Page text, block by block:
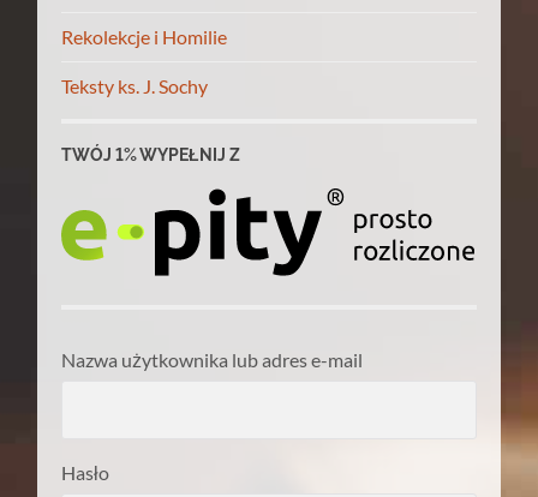
Rekolekcje i Homilie
Teksty ks. J. Sochy
TWÓJ 1% WYPEŁNIJ Z
Nazwa użytkownika lub adres e-mail
Hasło